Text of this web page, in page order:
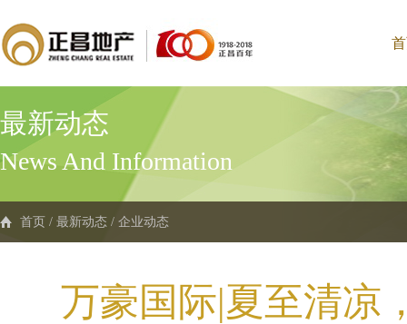
最新动态
News And Information
首页 / 最新动态 / 企业动态
万豪国际|夏至清凉